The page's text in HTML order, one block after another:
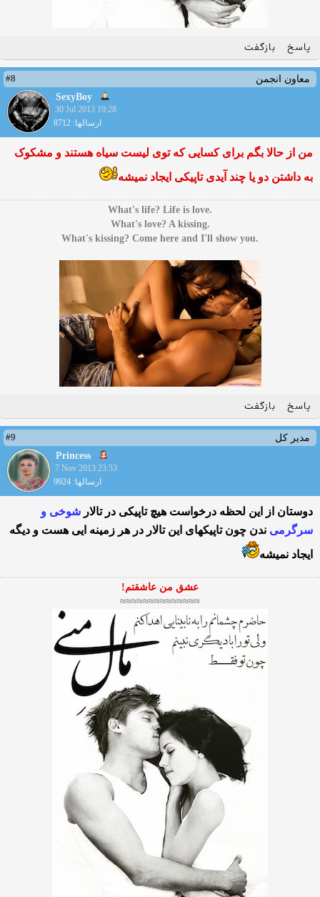
پاسخ بازگفت
معاون انجمن
#8
SexyBoy
30 Jul 2013 19:28
ارسالها: 8712
من از حالا بگم برای کسایی که توی لیست سیاه هستند و مشکوک
به داشتن دو یا چند آیدی تاپیکی ایجاد نمیشه
.What's life? Life is love
.What's love? A kissing
.What's kissing? Come here and I'll show you
پاسخ بازگفت
مدیر کل
#9
Princess
7 Nov 2013 23:53
ارسالها: 9924
دوستان از این لحظه درخواست هیچ تاپیکی در تالار شوخی و
سرگرمی ندن چون تاپیکهای این تالار در هر زمینه ایی هست و دیگه
ایجاد نمیشه
عشق من عاشقتم!
≈≈≈≈≈≈≈≈≈≈≈≈≈≈